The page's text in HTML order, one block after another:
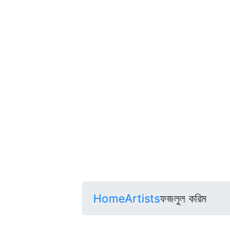
HomeArtistsফজলুল করিম